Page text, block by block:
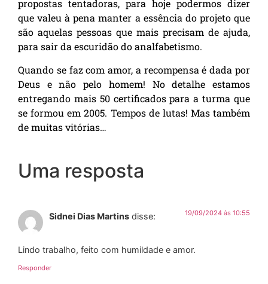
propostas tentadoras, para hoje podermos dizer
que valeu à pena manter a essência do projeto que
são aquelas pessoas que mais precisam de ajuda,
para sair da escuridão do analfabetismo.
Quando se faz com amor, a recompensa é dada por
Deus e não pelo homem! No detalhe estamos
entregando mais 50 certificados para a turma que
se formou em 2005. Tempos de lutas! Mas também
de muitas vitórias…
Uma resposta
Sidnei Dias Martins disse: 19/09/2024 às 10:55
Lindo trabalho, feito com humildade e amor.
Responder